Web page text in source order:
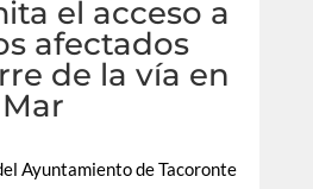
el acceso a
afectados
de la vía en
Ayuntamiento de Tacoronte